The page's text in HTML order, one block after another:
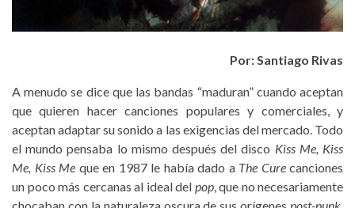
Por: Santiago Rivas
A menudo se dice que las bandas “maduran” cuando aceptan
que quieren hacer canciones populares y comerciales, y
aceptan adaptar su sonido a las exigencias del mercado. Todo
el mundo pensaba lo mismo después del disco Kiss Me, Kiss
Me, Kiss Me que en 1987 le había dado a The Curecanciones
un poco más cercanas al ideal del pop, que no necesariamente